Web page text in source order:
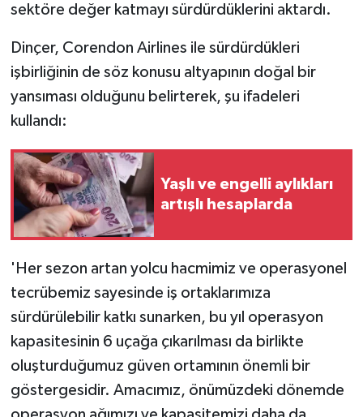
sektöre değer katmayı sürdürdüklerini aktardı.
Dinçer, Corendon Airlines ile sürdürdükleri
işbirliğinin de söz konusu altyapının doğal bir
yansıması olduğunu belirterek, şu ifadeleri
kullandı:
Yaşlı ve engelli aylıkları
artışlı hesaplarda
'Her sezon artan yolcu hacmimiz ve operasyonel
tecrübemiz sayesinde iş ortaklarımıza
sürdürülebilir katkı sunarken, bu yıl operasyon
kapasitesinin 6 uçağa çıkarılması da birlikte
oluşturduğumuz güven ortamının önemli bir
göstergesidir. Amacımız, önümüzdeki dönemde